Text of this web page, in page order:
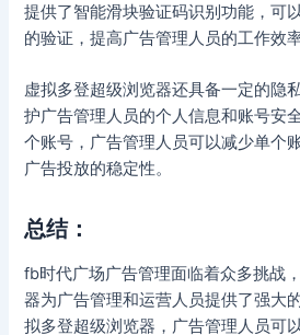
提供了智能滑块验证码识别功能，可
的验证，提高广告管理人员的工作效率
虚拟多登超级浏览器还具备一定的隐
护广告管理人员的个人信息和账号安
个账号，广告管理人员可以减少单个
广告投放的稳定性。
总结：
fb时代广场广告管理面临着众多挑战
器为广告管理和运营人员提供了强大
拟多登超级浏览器，广告管理人员可